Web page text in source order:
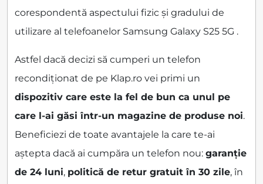
corespondentă aspectului fizic și gradului de
utilizare al telefoanelor Samsung Galaxy S25 5G .
Astfel dacă decizi să cumperi un telefon
recondiționat de pe Klap.ro vei primi un
dispozitiv care este la fel de bun ca unul pe
care l-ai găsi într-un magazine de produse noi.
Beneficiezi de toate avantajele la care te-ai
aștepta dacă ai cumpăra un telefon nou: garanție
de 24 luni, politică de retur gratuit în 30 zile, în